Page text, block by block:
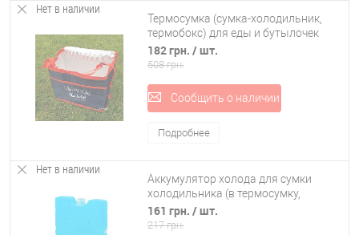
Нет в наличии
Термосумка (сумка-холодильник,
термобокс) для еды и бутылочек
большая 18л Wanderlust (R28804)
182 грн. / шт.
508 грн.
Сообщить о наличии
Подробнее
Нет в наличии
Аккумулятор холода для сумки
холодильника (в термосумку,
термобокс) 450мл Stenson (R30079)
161 грн. / шт.
217 грн.